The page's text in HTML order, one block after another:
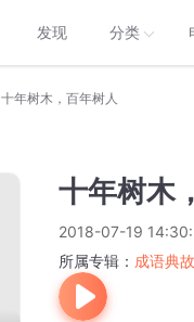
发现 分类
十年树木，百年树人
十年树木
2018-07-19
所属专辑： 成语典故